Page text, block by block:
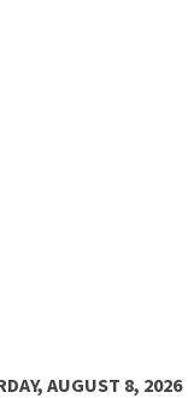
AUGUST 8, 2026